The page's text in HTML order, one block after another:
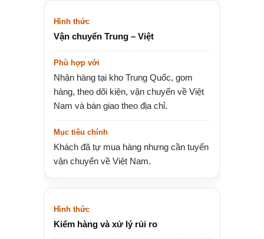
Vận chuyển Trung – Việt
Nhận hàng tại kho Trung Quốc, gom
hàng, theo dõi kiện, vận chuyển về Việt
Nam và bàn giao theo địa chỉ.
Khách đã tự mua hàng nhưng cần tuyến
vận chuyển về Việt Nam.
Kiểm hàng và xử lý rủi ro